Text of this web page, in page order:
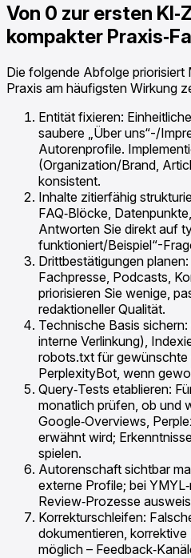
Von 0 zur ersten
kompakter
Die folgende Abfolge priorisiert
Praxis am häufigsten Wirkung
Entität fixieren:
saubere „Über uns“-/
Autorenprofile.
(Organization/Brand,
konsistent.
Inhalte zitierfähig
FAQ‑Blöcke,
Antworten Sie direkt auf
funktioniert/Beispiel“-
Drittbestätigungen
Fachpresse, Podcasts,
priorisieren Sie wenige,
redaktioneller Qualität.
Technische Basis
interne Verlinkung),
robots.txt für gewünschte
PerplexityBot, wenn
Query‑Tests etablieren:
monatlich prüfen, ob und
Google‑Overviews,
erwähnt wird;
spielen.
Autorenschaft sichtbar
externe Profile; bei
Review‑Prozesse
Korrekturschleifen:
dokumentieren,
möglich –